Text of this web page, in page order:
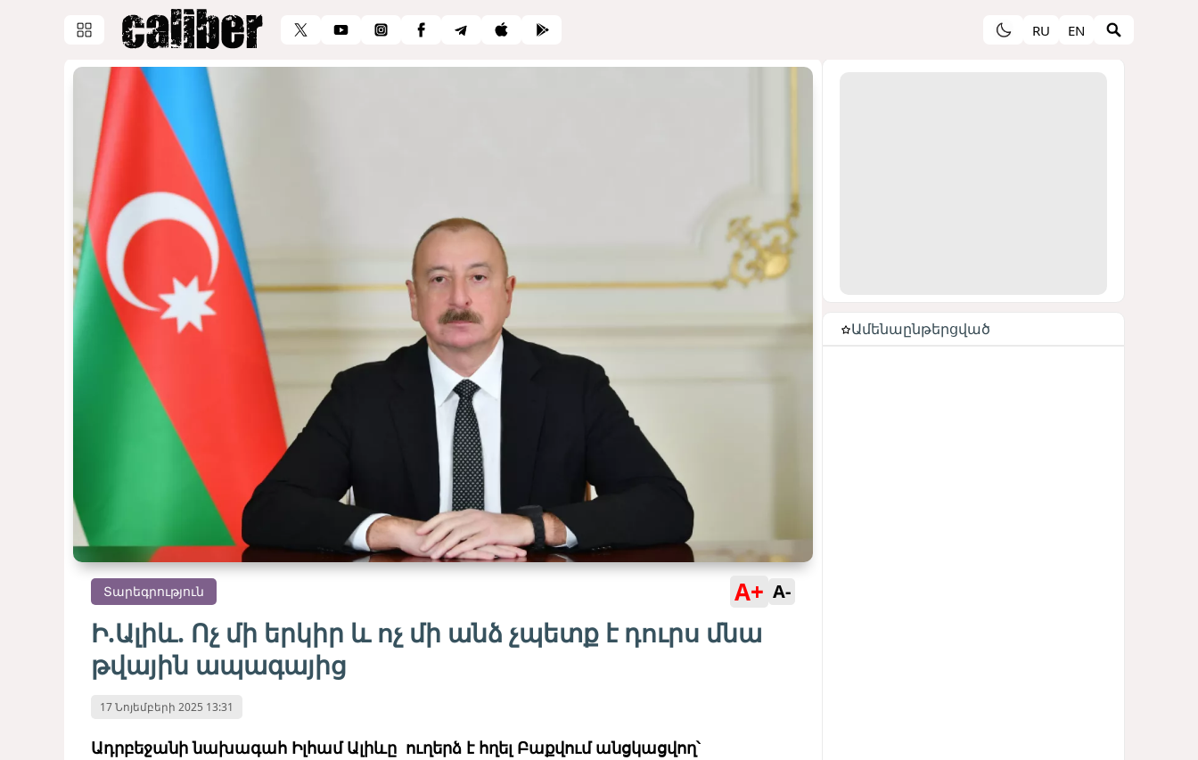
RU EN
Տարեգրություն A+ A-
Ի.Ալիև. Ոչ մի երկիր և ոչ մի անձ չպետք է դուրս մնա
թվային ապագայից
17 Նոյեմբերի 2025 13:31
Ադրբեջանի նախագահ Իլհամ Ալիևը ուղերձ է հղել Բաքվում անցկացվող՝
Ամենաընթերցված